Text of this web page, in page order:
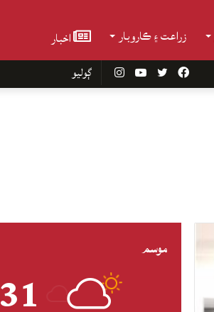
زراعت ۽ ڪاروبار اخبار
InstagramYouTube Twitter
Facebook
موسم
31